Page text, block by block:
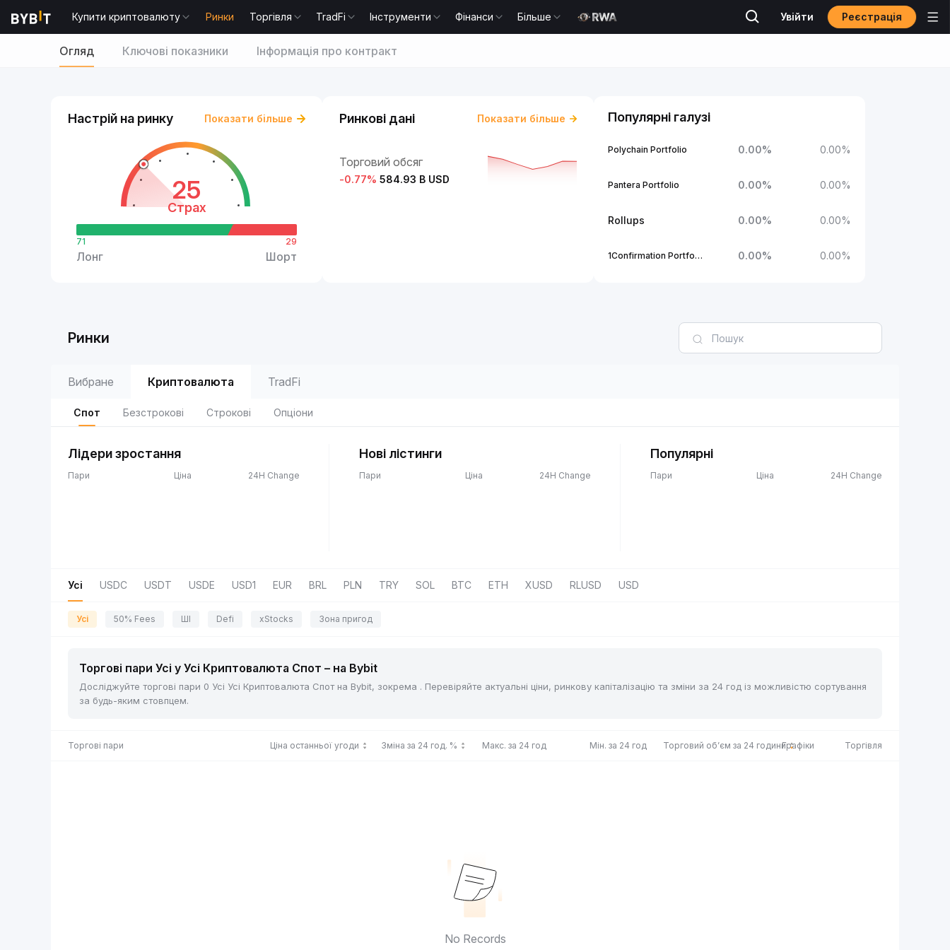
Купити криптовалюту Ринки Торгівля TradFi Інструменти Фінанси Більше Увійти Реєстрація
Огляд Ключові показники Інформація про контракт
Настрій на ринку Показати більше
25
Страх
71
Лонг
29
Шорт
Ринкові дані Показати більше
Торговий обсяг
-0.77% 584.93 B USD
Популярні галузі
Polychain Portfolio 0.00% 0.00%
Pantera Portfolio 0.00% 0.00%
Rollups 0.00% 0.00%
1Confirmation Portfolio 0.00% 0.00%
Ринки
Вибране Криптовалюта TradFi
Спот Безстрокові Строкові Опціони
Лідери зростання
Пари Ціна 24H Change
Нові лістинги
Пари Ціна 24H Change
Популярні
Пари Ціна 24H Change
Усі USDC USDT USDE USD1 EUR BRL PLN TRY SOL BTC ETH XUSD RLUSD USD
Усі 50% Fees ШІ Defi xStocks Зона пригод
Торгові пари Усі у Усі Криптовалюта Спот – на Bybit
Досліджуйте торгові пари 0 Усі Усі Криптовалюта Спот на Bybit, зокрема . Перевіряйте актуальні ціни, ринкову капіталізацію та зміни за 24 год із можливістю сортування
за будь-яким стовпцем.
Торгові пари Ціна останньої угоди Зміна за 24 год. % Макс. за 24 год Мін. за 24 год Торговий об’єм за 24 годиниГрафіки Торгівля
No Records